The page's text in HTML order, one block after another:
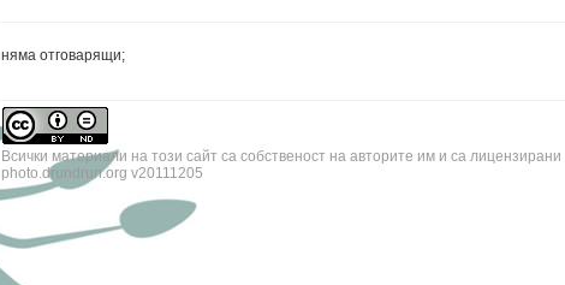
няма отговарящи;
Всички материали на този сайт са собственост на авторите им и са
photo.drundrun.org v20111205